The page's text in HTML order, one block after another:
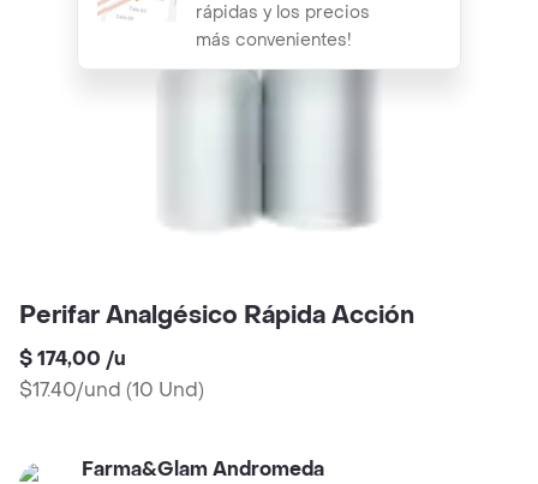
rápidas y los precios
más convenientes!
Perifar Analgésico Rápida Acción
$ 174,00 /u
$17.40/und (10 Und)
Farma&Glam Andromeda